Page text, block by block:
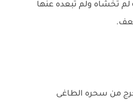
لم تخشاه ولم تبعده عنها
من سحره الطاغى